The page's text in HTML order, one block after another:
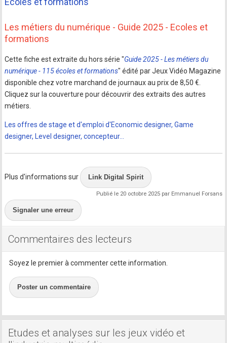
Les métiers du numérique - Guide 2025 - Ecoles et
formations
Cette fiche est extraite du hors série "Guide 2025 - Les métiers du
numérique - 115 écoles et formations" édité par Jeux Vidéo Magazine
disponible chez votre marchand de journaux au prix de 8,50 €.
Cliquez sur la couverture pour découvrir des extraits des autres
métiers.
Les offres de stage et d'emploi d'Economic designer, Game
designer, Level designer, concepteur...
Plus d'informations sur Link Digital Spirit
Publié le 20 octobre 2025 par Emmanuel Forsans
Signaler une erreur
Commentaires des lecteurs
Soyez le premier à commenter cette information.
Poster un commentaire
Etudes et analyses sur les jeux vidéo et